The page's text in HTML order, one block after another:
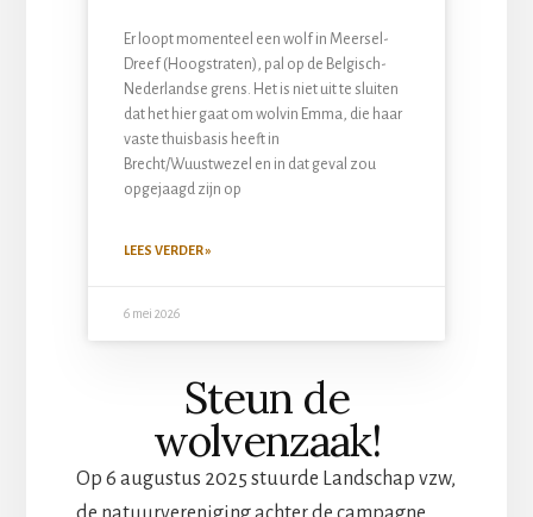
Er loopt momenteel een wolf in Meersel-
Dreef (Hoogstraten), pal op de Belgisch-
Nederlandse grens. Het is niet uit te sluiten
dat het hier gaat om wolvin Emma, die haar
vaste thuisbasis heeft in
Brecht/Wuustwezel en in dat geval zou
opgejaagd zijn op
LEES VERDER »
6 mei 2026
Steun de
wolvenzaak!
Op 6 augustus 2025 stuurde Landschap vzw,